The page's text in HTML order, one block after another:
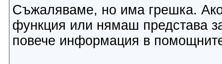
Съжаляваме, но има грешка.
функция или нямаш представа
повече информация в